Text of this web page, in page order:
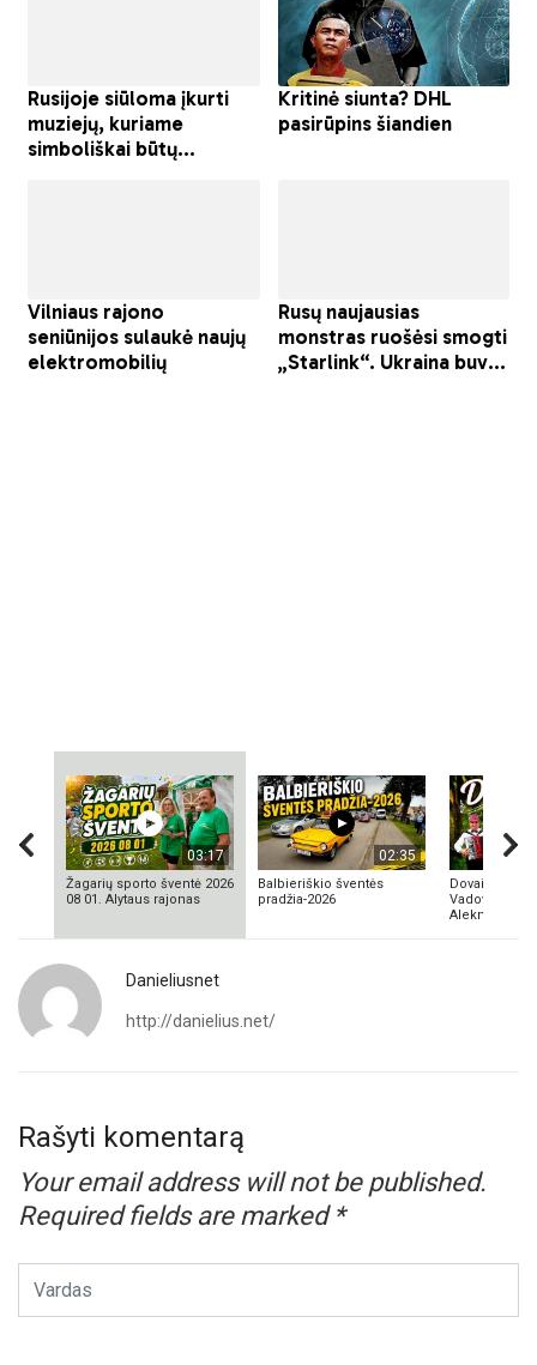
03:17
Žagarių sporto šventė 2026
08 01. Alytaus rajonas
02:35
Balbieriškio šventės
pradžia-2026
Dovainonių
Vadovas
Aleknavičius
Danieliusnet
http://danielius.net/
Rašyti komentarą
Your email address will not be published.
Required fields are marked *